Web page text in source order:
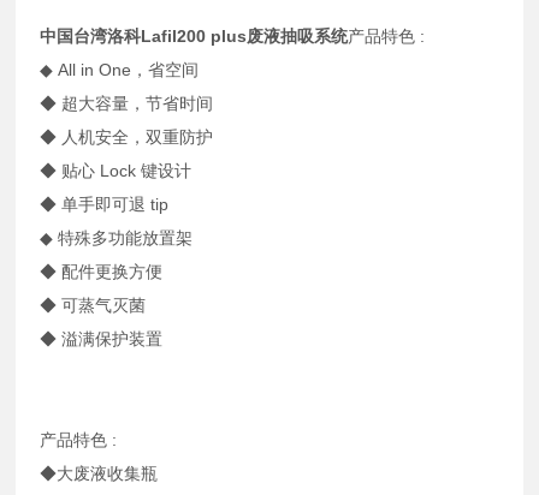
中国台湾洛科Lafil200 plus废液抽吸系统产品特色 :
◆ All in One，省空间
◆ 超大容量，节省时间
◆ 人机安全，双重防护
◆ 贴心 Lock 键设计
◆ 单手即可退 tip
◆ 特殊多功能放置架
◆ 配件更换方便
◆ 可蒸气灭菌
◆ 溢满保护装置
产品特色 :
◆大废液收集瓶